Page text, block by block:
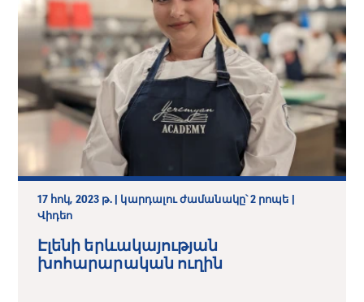
17 հոկ, 2023 թ. | կարդալու ժամանակը՝ 2 րոպե |
Վիդեո
Էլենի երևակայության
խոհարարական ուղին